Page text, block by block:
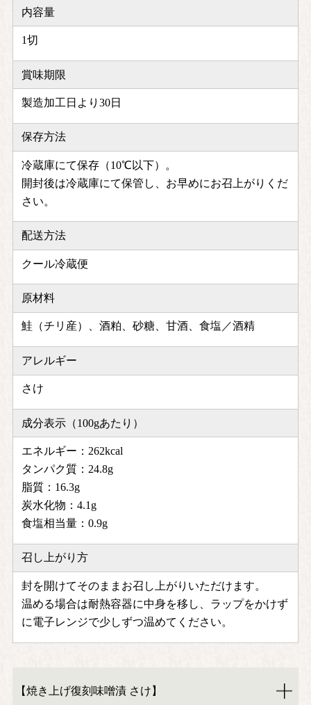
内容量
1切
賞味期限
製造加工日より30日
保存方法
冷蔵庫にて保存（10℃以下）。
開封後は冷蔵庫にて保管し、お早めにお召上がりくだ
さい。
配送方法
クール冷蔵便
原材料
鮭（チリ産）、酒粕、砂糖、甘酒、食塩／酒精
アレルギー
さけ
成分表示（100gあたり）
エネルギー：262kcal
タンパク質：24.8g
脂質：16.3g
炭水化物：4.1g
食塩相当量：0.9g
召し上がり方
封を開けてそのままお召し上がりいただけます。
温める場合は耐熱容器に中身を移し、ラップをかけず
に電子レンジで少しずつ温めてください。
【焼き上げ復刻味噌漬 さけ】